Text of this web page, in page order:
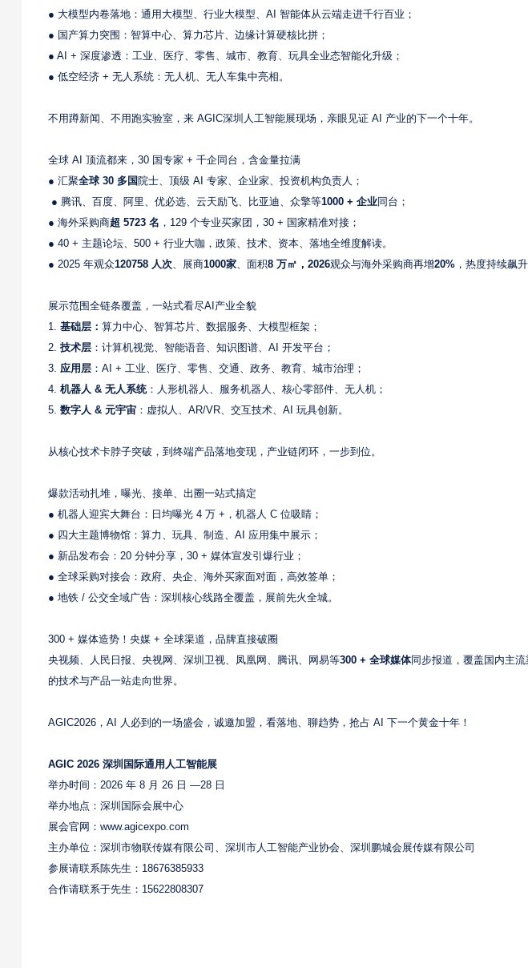
● 大模型内卷落地：通用大模型、行业大模型、AI 智能体从云端走进千行百业；
● 国产算力突围：智算中心、算力芯片、边缘计算硬核比拼；
● AI + 深度渗透：工业、医疗、零售、城市、教育、玩具全业态智能化升级；
● 低空经济 + 无人系统：无人机、无人车集中亮相。
不用蹲新闻、不用跑实验室，来 AGIC深圳人工智能展现场，亲眼见证 AI 产业的下一个十年。
全球 AI 顶流都来，30 国专家 + 千企同台，含金量拉满
● 汇聚全球 30 多国 院士、顶级 AI 专家、企业家、投资机构负责人；
● 腾讯、百度、阿里、优必选、云天励飞、比亚迪、众擎等1000 + 企业 同台；
● 海外采购商超 5723 名 ，129 个专业买家团，30 + 国家精准对接；
● 40 + 主题论坛、500 + 行业大咖，政策、技术、资本、落地全维度解读。
● 2025 年观众120758 人次、展商1000家、面积8 万㎡ ，2026观众与海外采购商再增20% ，热度持续飙升
展示范围全链条覆盖，一站式看尽AI产业全貌
1.基础层 ：算力中心、智算芯片、数据服务、大模型框架；
2.技术层 ：计算机视觉、智能语音、知识图谱、AI 开发平台；
3.应用层 ：AI + 工业、医疗、零售、交通、政务、教育、城市治理；
4.机器人 & 无人系统：人形机器人、服务机器人、核心零部件、无人机；
5.数字人 & 元宇宙 ：虚拟人、AR/VR、交互技术、AI 玩具创新。
从核心技术卡脖子突破，到终端产品落地变现，产业链闭环，一步到位。
爆款活动扎堆，曝光、接单、出圈一站式搞定
● 机器人迎宾大舞台：日均曝光 4 万 +，机器人 C 位吸睛；
● 四大主题博物馆：算力、玩具、制造、AI 应用集中展示；
● 新品发布会：20 分钟分享，30 + 媒体宣发引爆行业；
● 全球采购对接会：政府、央企、海外买家面对面，高效签单；
● 地铁 / 公交全域广告：深圳核心线路全覆盖，展前先火全城。
300 + 媒体造势！央媒 + 全球渠道，品牌直接破圈
央视频、人民日报、央视网、深圳卫视、凤凰网、腾讯、网易等300 + 全球媒体同步报道，覆盖国内主
的技术与产品一站走向世界。
AGIC2026，AI 人必到的一场盛会，诚邀加盟，看落地、聊趋势，抢占 AI 下一个黄金十年！
AGIC 2026 深圳国际通用人工智能展
举办时间：2026 年 8 月 26 日 —28 日
举办地点：深圳国际会展中心
展会官网：www.agicexpo.com
主办单位：深圳市物联传媒有限公司、深圳市人工智能产业协会、深圳鹏城会展传媒有限公司
参展请联系陈先生：18676385933
合作请联系于先生：15622808307